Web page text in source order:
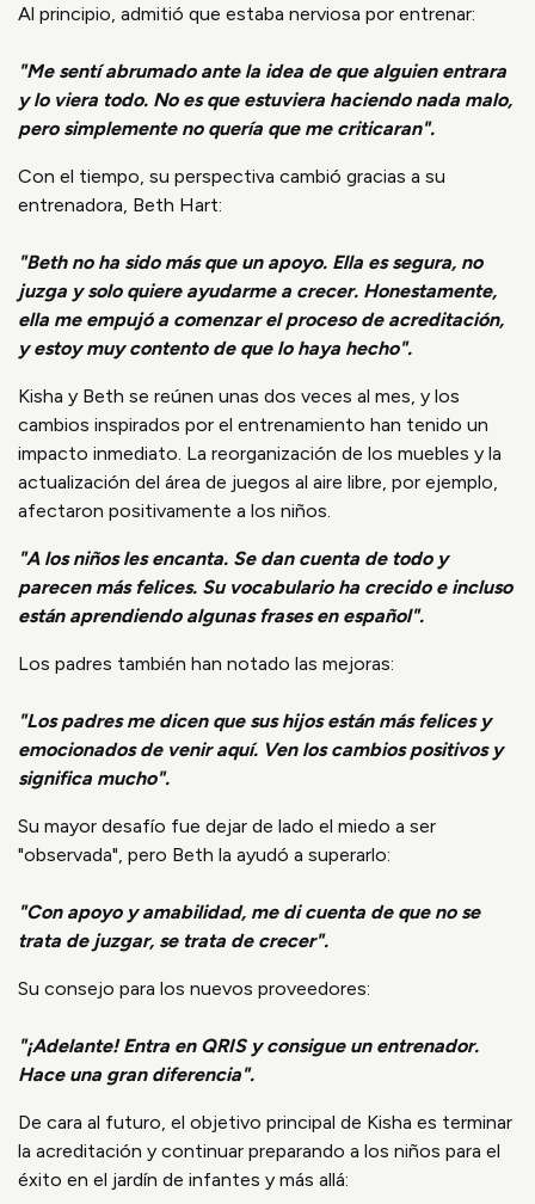
Al principio, admitió que estaba nerviosa por entrenar:
"Me sentí abrumado ante la idea de que alguien entrara
y lo viera todo. No es que estuviera haciendo nada malo,
pero simplemente no quería que me criticaran".
Con el tiempo, su perspectiva cambió gracias a su
entrenadora, Beth Hart:
"Beth no ha sido más que un apoyo. Ella es segura, no
juzga y solo quiere ayudarme a crecer. Honestamente,
ella me empujó a comenzar el proceso de acreditación,
y estoy muy contento de que lo haya hecho".
Kisha y Beth se reúnen unas dos veces al mes, y los
cambios inspirados por el entrenamiento han tenido un
impacto inmediato. La reorganización de los muebles y la
actualización del área de juegos al aire libre, por ejemplo,
afectaron positivamente a los niños.
"A los niños les encanta. Se dan cuenta de todo y
parecen más felices. Su vocabulario ha crecido e incluso
están aprendiendo algunas frases en español".
Los padres también han notado las mejoras:
"Los padres me dicen que sus hijos están más felices y
emocionados de venir aquí. Ven los cambios positivos y
significa mucho".
Su mayor desafío fue dejar de lado el miedo a ser
"observada", pero Beth la ayudó a superarlo:
"Con apoyo y amabilidad, me di cuenta de que no se
trata de juzgar, se trata de crecer".
Su consejo para los nuevos proveedores:
"¡Adelante! Entra en QRIS y consigue un entrenador.
Hace una gran diferencia".
De cara al futuro, el objetivo principal de Kisha es terminar
la acreditación y continuar preparando a los niños para el
éxito en el jardín de infantes y más allá: